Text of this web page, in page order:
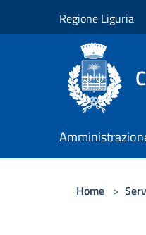
Regione Liguria
Home >